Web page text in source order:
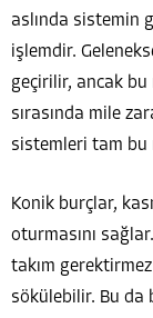
aslında sistemin
işlemdir.
geçirilir, ancak bu
sırasında mile
sistemleri tam bu
Konik burçlar,
oturmasını
takım
sökülebilir. Bu da